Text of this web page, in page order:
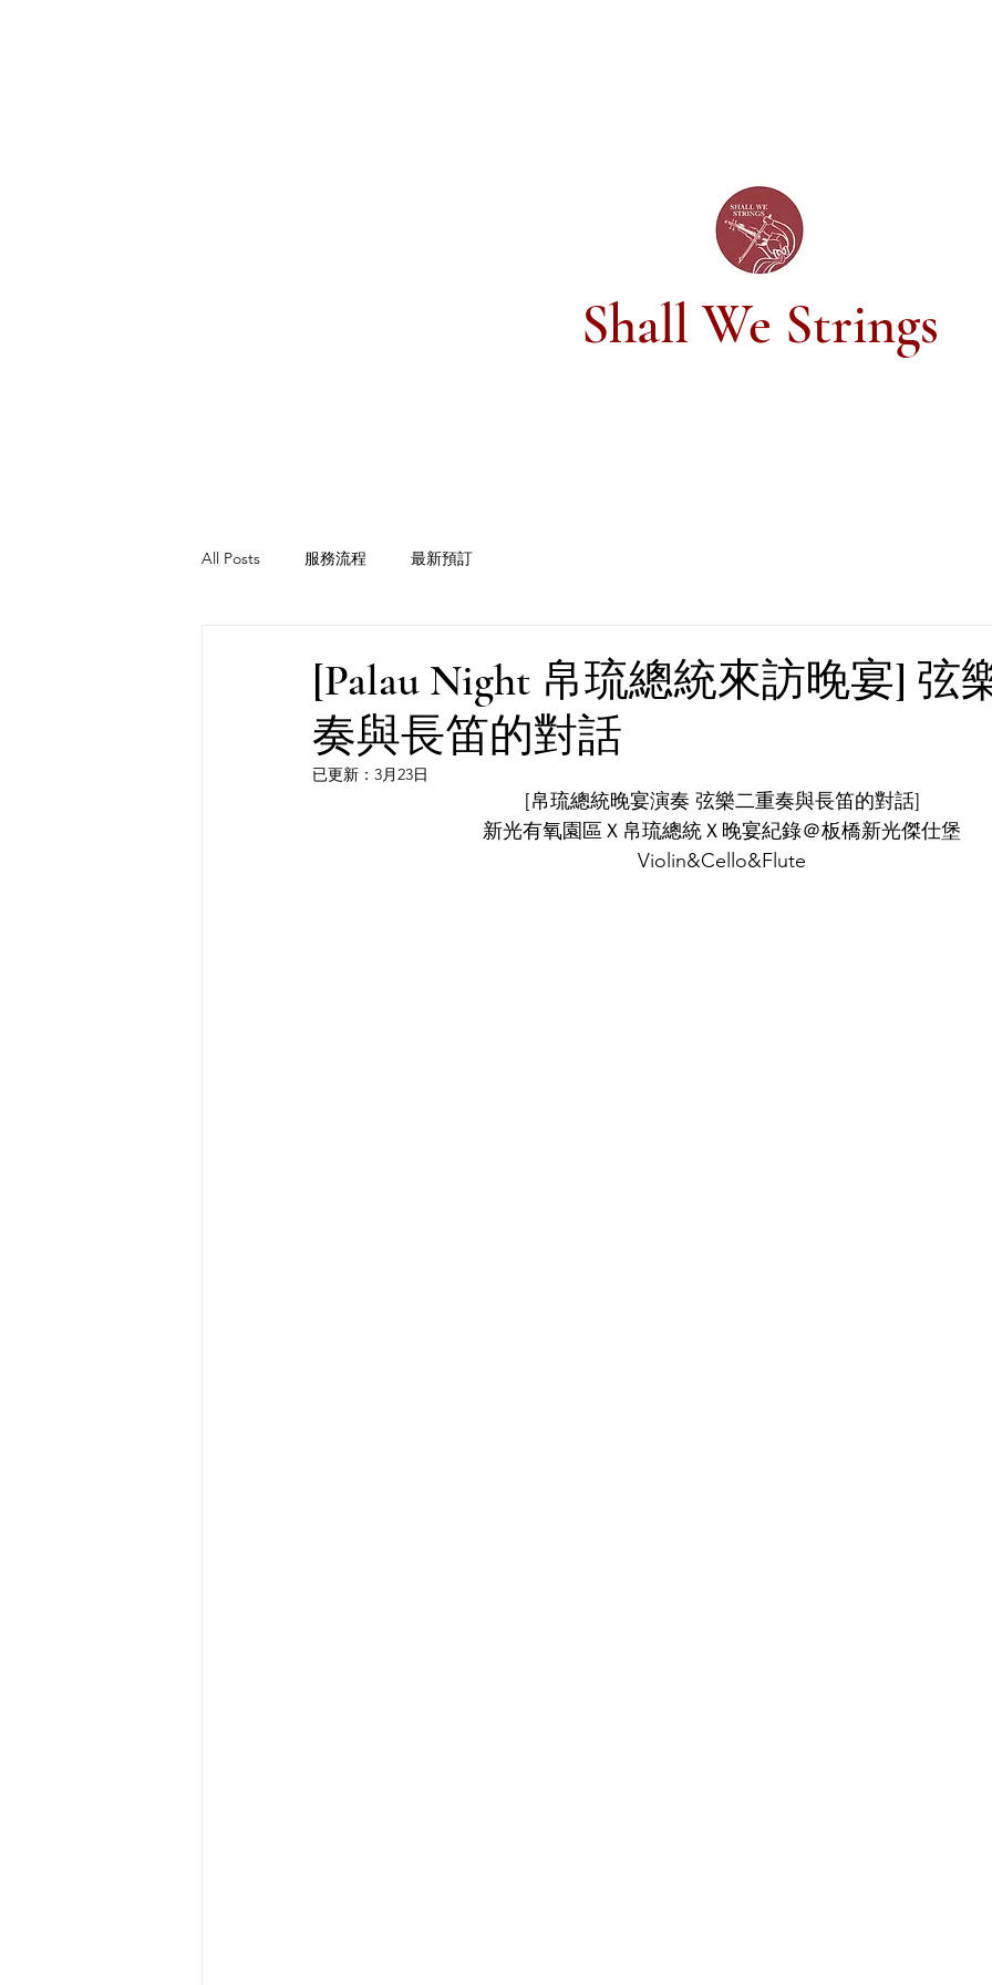
Shall We Strings
All Posts 服務流程 最新預訂
[Palau Night 帛琉總統來訪晚宴] 弦
奏與長笛的對話
已更新： 3月23日
[帛琉總統晚宴演奏 弦樂二重奏與長笛的對話]
新光有氧園區Ｘ帛琉總統Ｘ晚宴紀錄＠板橋新光傑仕堡
Violin&Cello&Flute